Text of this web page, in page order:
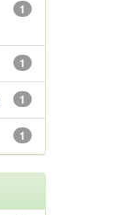
1
1
1
1